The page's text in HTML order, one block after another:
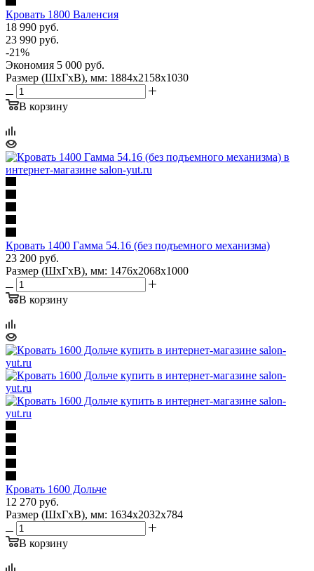
Кровать 1800 Валенсия
18 990 руб.
23 990 руб.
-21%
Экономия 5 000 руб.
Размер (ШхГхВ), мм: 1884х2158х1030
В корзину
Кровать 1400 Гамма 54.16 (без подъемного механизма)
23 200 руб.
Размер (ШхГхВ), мм: 1476х2068х1000
В корзину
Кровать 1600 Дольче
12 270 руб.
Размер (ШхГхВ), мм: 1634х2032х784
В корзину